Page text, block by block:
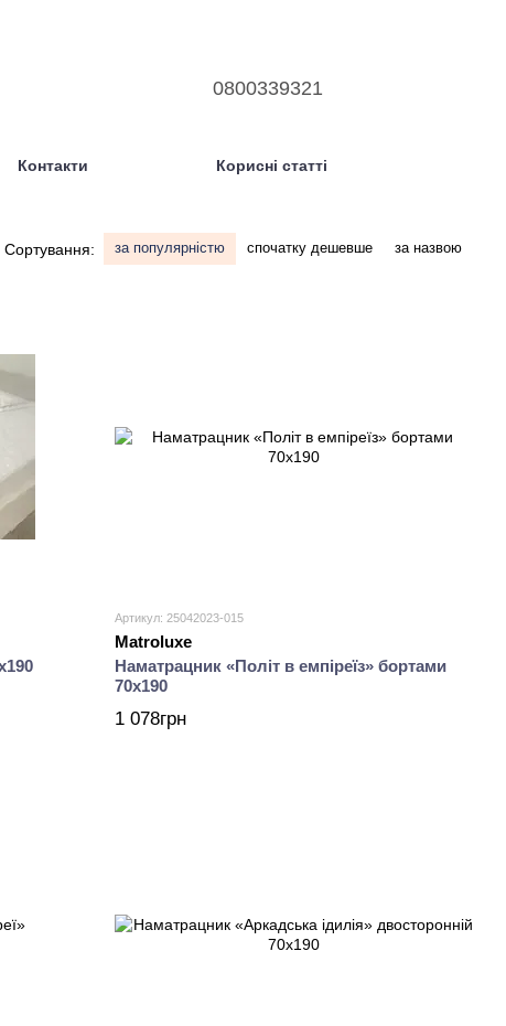
0800339321
Контакти
Корисні статті
Сортування: за популярністю спочатку дешевше за назвою
Артикул: 25042023-015
Matroluxe
Наматрацник «Політ в емпіреїз» бортами
70х190
1 078грн